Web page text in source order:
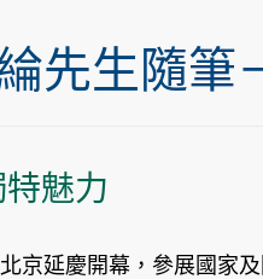
生隨筆
魅力
京延慶開幕，參展國家